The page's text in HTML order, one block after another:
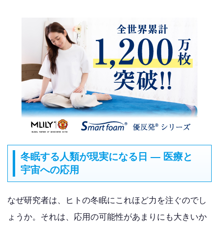
冬眠する人類が現実になる日 — 医療と
宇宙への応用
なぜ研究者は、ヒトの冬眠にこれほど力を注ぐのでし
ょうか。それは、応用の可能性があまりにも大きいか